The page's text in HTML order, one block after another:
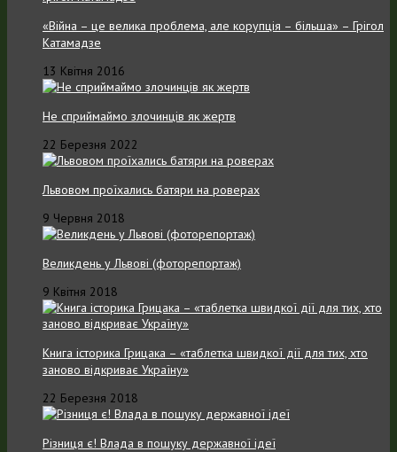
«Війна – це велика проблема, але корупція – більша» – Грігол
Катамадзе
13 Квітня 2016
Не сприймаймо злочинців як жертв
22 Березня 2022
Львовом проїхались батяри на роверах
9 Червня 2018
Великдень у Львові (фоторепортаж)
9 Квітня 2018
Книга історика Грицака – «таблетка швидкої дії для тих, хто
заново відкриває Україну»
22 Березня 2018
Різниця є! Влада в пошуку державної ідеї